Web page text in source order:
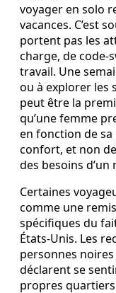
voyager en solo
vacances. C’est
portent pas les
charge, de code-
travail. Une
ou à explorer les
peut être la
qu’une femme
en fonction de
confort, et non
des besoins
Certaines
comme une
spécifiques du
États-Unis. Les
personnes
déclarent se
propres